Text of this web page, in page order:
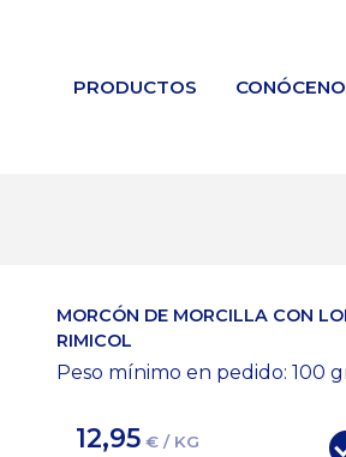
PRODUCTOS
MORCÓN DE MORCILLA CON
RIMICOL
Peso mínimo en pedido: 100
12,95 € / KG